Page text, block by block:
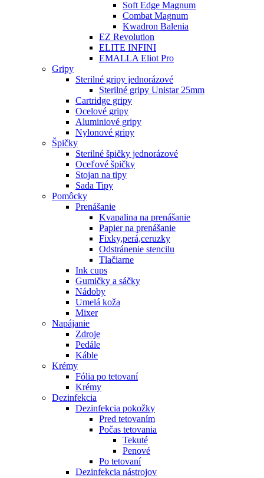
Soft Edge Magnum
Combat Magnum
Kwadron Balenia
EZ Revolution
ELITE INFINI
EMALLA Eliot Pro
Gripy
Sterilné gripy jednorázové
Sterilné gripy Unistar 25mm
Cartridge gripy
Ocelové gripy
Aluminiové gripy
Nylonové gripy
Špičky
Sterilné špičky jednorázové
Oceľové špičky
Stojan na tipy
Sada Tipy
Pomôcky
Prenášanie
Kvapalina na prenášanie
Papier na prenášanie
Fixky,perá,ceruzky
Odstránenie stencilu
Tlačiarne
Ink cups
Gumičky a sáčky
Nádoby
Umelá koža
Mixer
Napájanie
Zdroje
Pedále
Káble
Krémy
Fólia po tetovaní
Krémy
Dezinfekcia
Dezinfekcia pokožky
Pred tetovaním
Počas tetovania
Tekuté
Penové
Po tetovaní
Dezinfekcia nástrojov